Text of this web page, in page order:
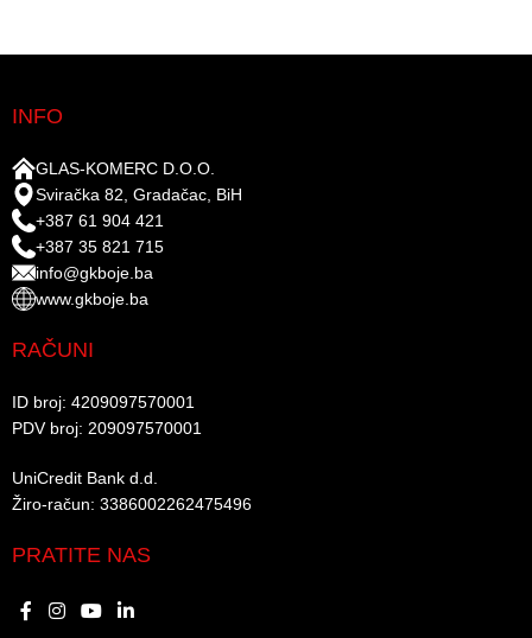
INFO
GLAS-KOMERC D.O.O.
Sviračka 82, Gradačac, BiH
+387 61 904 421
+387 35 821 715
info@gkboje.ba
www.gkboje.ba
RAČUNI
ID broj: 4209097570001​
PDV broj: 209097570001 ​
UniCredit Bank d.d.​
Žiro-račun: 3386002262475496​​
PRATITE NAS